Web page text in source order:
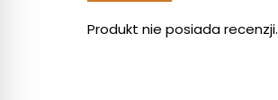
Produkt nie posiada recenzji.